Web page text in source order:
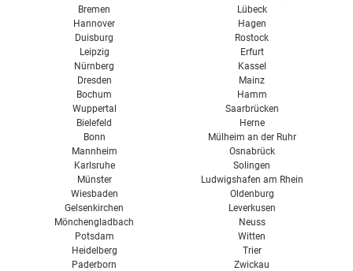
Bremen
Hannover
Duisburg
Leipzig
Nürnberg
Dresden
Bochum
Wuppertal
Bielefeld
Bonn
Mannheim
Karlsruhe
Münster
Wiesbaden
Gelsenkirchen
Mönchengladbach
Lübeck
Hagen
Rostock
Erfurt
Kassel
Mainz
Hamm
Saarbrücken
Herne
Mülheim an der Ruhr
Osnabrück
Solingen
Ludwigshafen am Rhein
Oldenburg
Leverkusen
Neuss
Potsdam
Heidelberg
Paderborn
Witten
Trier
Zwickau